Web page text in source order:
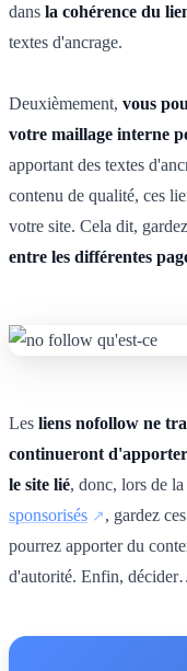
dans la cohérence du
textes d'ancrage.
Deuxièmement, vous
votre maillage interne
apportant des textes
contenu de qualité, ces
votre site. Cela dit,
entre les différentes
Les liens nofollow ne
continueront
le site lié, donc, lors de
sponsorisés
, gardez
pourrez apporter du
d'autorité. Enfin,